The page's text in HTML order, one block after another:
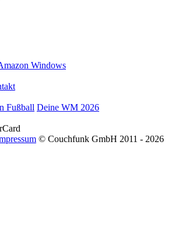
Windows
Fußball Deine WM 2026
© Couchfunk GmbH 2011 - 2026